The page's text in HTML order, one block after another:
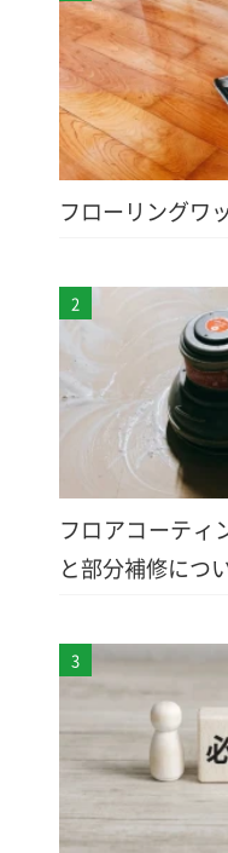
フローリングワ
2
フロアコーティ
と部分補修につ
3